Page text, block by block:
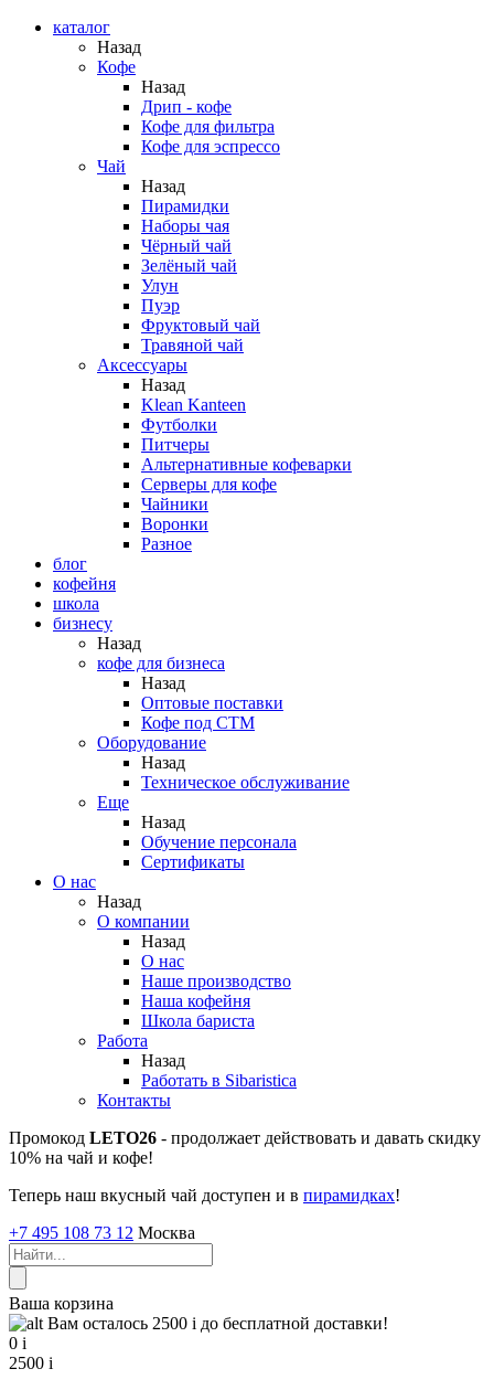
каталог
Назад
Кофе
Назад
Дрип - кофе
Кофе для фильтра
Кофе для эспрессо
Чай
Назад
Пирамидки
Наборы чая
Чёрный чай
Зелёный чай
Улун
Пуэр
Фруктовый чай
Травяной чай
Аксессуары
Назад
Klean Kanteen
Футболки
Питчеры
Альтернативные кофеварки
Серверы для кофе
Чайники
Воронки
Разное
блог
кофейня
школа
бизнесу
Назад
кофе для бизнеса
Назад
Оптовые поставки
Кофе под СТМ
Оборудование
Назад
Техническое обслуживание
Еще
Назад
Обучение персонала
Сертификаты
О нас
Назад
O компании
Назад
О нас
Наше производство
Наша кофейня
Школа бариста
Работа
Назад
Работать в Sibaristica
Контакты
Промокод LETO26 - продолжает действовать и давать скидку
10% на чай и кофе!
Теперь наш вкусный чай доступен и в пирамидках!
+7 495 108 73 12 Москва
Ваша корзина
Вам осталось 2500 i до бесплатной доставки!
0 i
2500 i